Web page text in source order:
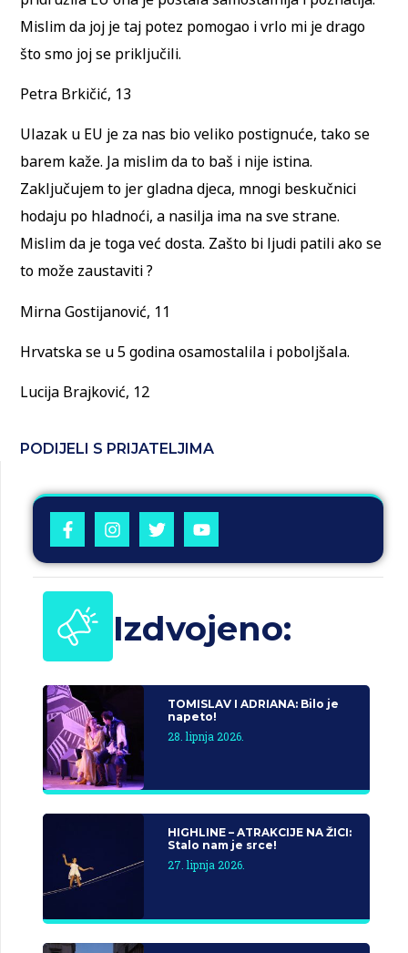
Mislim da joj je taj potez pomogao i vrlo mi je drago
što smo joj se priključili.
Petra Brkičić, 13
Ulazak u EU je za nas bio veliko postignuće, tako se
barem kaže. Ja mislim da to baš i nije istina.
Zaključujem to jer gladna djeca, mnogi beskučnici
hodaju po hladnoći, a nasilja ima na sve strane.
Mislim da je toga već dosta. Zašto bi ljudi patili ako se
to može zaustaviti ?
Mirna Gostijanović, 11
Hrvatska se u 5 godina osamostalila i poboljšala.
Lucija Brajković, 12
PODIJELI S PRIJATELJIMA
Izdvojeno:
TOMISLAV I ADRIANA: Bilo je
napeto!
28. lipnja 2026.
HIGHLINE – ATRAKCIJE NA ŽICI:
Stalo nam je srce!
27. lipnja 2026.